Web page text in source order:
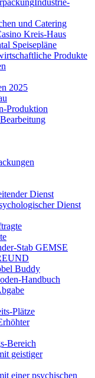
Industrie-
und Catering
Kreis-Haus
Speisepläne
Produkte
2025
Produktion
Dienst
Dienst
Stab GEMSE
Buddy
Handbuch
Plätze
Bereich
geistiger
einer psychischen